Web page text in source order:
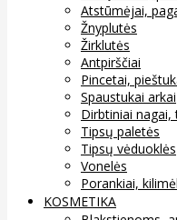
Atstūmėjai,
Žnyplutės
Žirklutės
Antpirščiai
Pincetai,
Spaustukai arkai
Dirbtiniai nagai,
Tipsų paletės
Tipsų vėduoklės
Vonelės
Porankiai,
KOSMETIKA